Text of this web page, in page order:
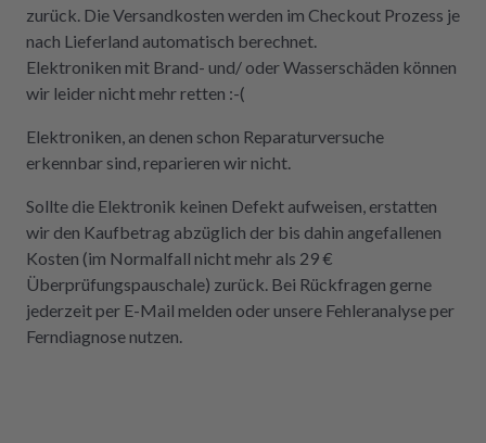
zurück. Die Versandkosten werden im Checkout Prozess je
nach Lieferland automatisch berechnet.
Elektroniken mit Brand- und/ oder Wasserschäden können
wir leider nicht mehr retten :-(
Elektroniken, an denen schon Reparaturversuche
erkennbar sind, reparieren wir nicht.
Sollte die Elektronik keinen Defekt aufweisen, erstatten
wir den Kaufbetrag abzüglich der bis dahin angefallenen
Kosten (im Normalfall nicht mehr als 29 €
Überprüfungspauschale) zurück. Bei Rückfragen gerne
jederzeit per E-Mail melden oder unsere Fehleranalyse per
Ferndiagnose nutzen.